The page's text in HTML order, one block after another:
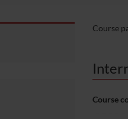
Course
Course